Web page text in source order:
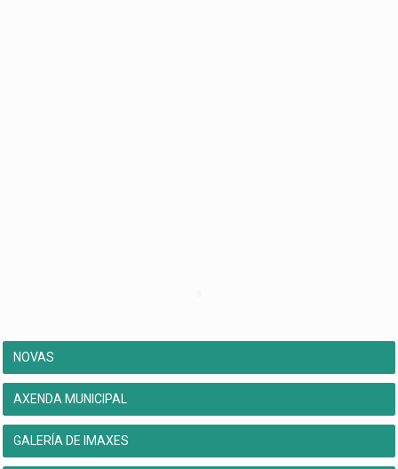
NOVAS
AXENDA MUNICIPAL
GALERÍA DE IMAXES